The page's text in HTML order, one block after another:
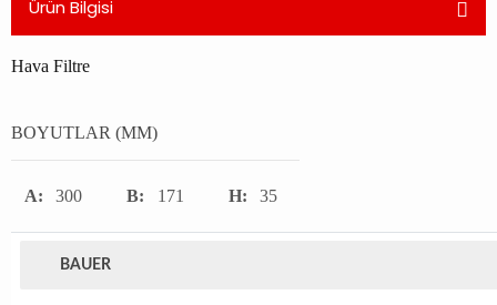
Ürün Bilgisi
Hava Filtre
BOYUTLAR (MM)
A: 300 B: 171 H: 35
BAUER